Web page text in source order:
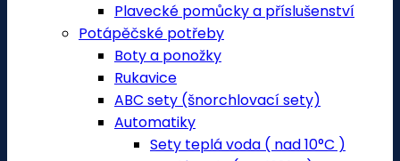
Plavecké pomůcky a příslušenství
Potápěčské potřeby
Boty a ponožky
Rukavice
ABC sety (šnorchlovací sety)
Automatiky
Sety teplá voda ( nad 10°C )